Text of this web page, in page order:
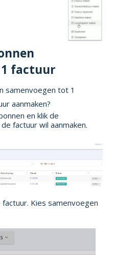
factuur
samenvoegen tot 1
aanmaken?
en klik de
factuur wil aanmaken.
Kies samenvoegen